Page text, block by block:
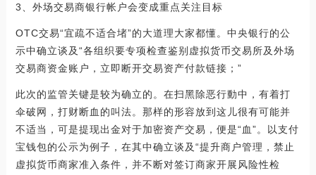
3、外场交易商银行帐户会变成重点关注目标
OTC交易“宜疏不适合堵”的大道理大家都懂。中央银行的公
示中确立谈及“各组织要专项检查鉴别虚拟货币交易所及外场
交易商资金账户，立即断开交易资产付款链接；”
此次的监管关键是较为确立的。在扫黑除恶行動中，有着打
伞破网，打财断血的叫法。那样的形容放到这儿很有可能并
不适当，可是提现出金对于加密资产交易，便是“血”。以支付
宝钱包的公示为例子，在其中确立谈及“提升商户管理，禁止
虚拟货币商家准入条件，并不断对签订商家开展风险性检